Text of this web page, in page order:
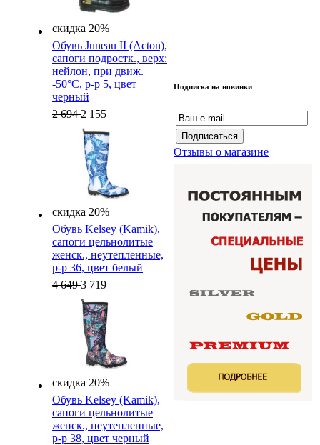
скидка 20%
Обувь Juneau II (Acton),
cапоги подростк., верх:
нейлон, при движ.
-50°C, р-р 5, цвет
черный
2 6942 155
скидка 20%
Обувь Kelsey (Kamik),
cапоги цельнолитые
женск., неутепленные,
р-р 36, цвет белый
4 6493 719
скидка 20%
Обувь Kelsey (Kamik),
cапоги цельнолитые
женск., неутепленные,
р-р 38, цвет черный
Подписка на новинки
Отзывы о магазине